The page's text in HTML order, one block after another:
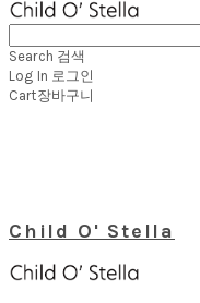
Search 검색
Log In 로그인
Cart장바구니
Child O' Stella